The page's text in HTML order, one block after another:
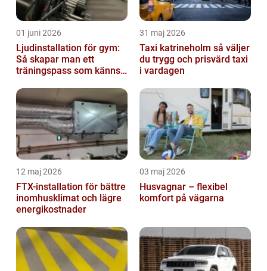
01 juni 2026
Ljudinstallation för gym:
Så skapar man ett
träningspass som känns i
31 maj 2026
Taxi katrineholm så väljer
du trygg och prisvärd taxi
i vardagen
12 maj 2026
FTX-installation för bättre
inomhusklimat och lägre
energikostnader
03 maj 2026
Husvagnar – flexibel
komfort på vägarna